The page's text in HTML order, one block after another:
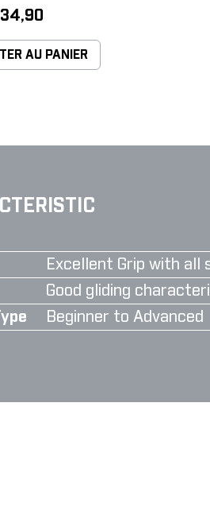
34,90
AU PANIER
Excellent Grip with all
Good gliding
Beginner to Advanced